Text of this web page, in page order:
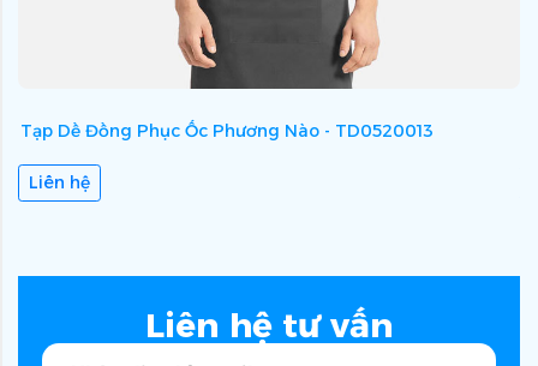
Tạp Dề Đồng Phục Ốc Phương Nào - TD0520013
Liên hệ
Liên hệ tư vấn